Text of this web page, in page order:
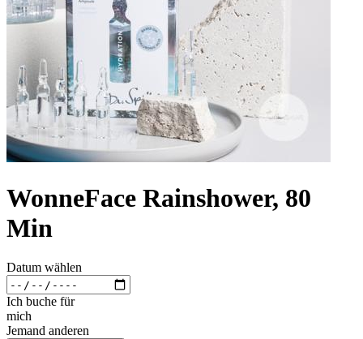
WonneFace Rainshower, 80
Min
Datum wählen
Ich buche für
mich
Jemand anderen